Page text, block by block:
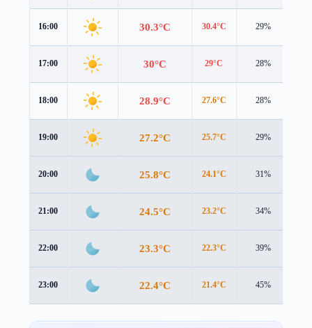
16:00 30.3°C 30.4°C 29%
17:00 30°C 29°C 28%
18:00 28.9°C 27.6°C 28%
19:00 27.2°C 25.7°C 29%
20:00 25.8°C 24.1°C 31%
21:00 24.5°C 23.2°C 34%
22:00 23.3°C 22.3°C 39%
23:00 22.4°C 21.4°C 45%